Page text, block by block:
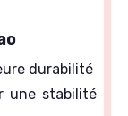
durabilité
une stabilité